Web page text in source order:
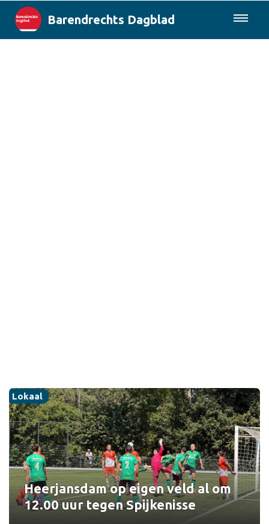
Barendrechts Dagblad
Heerjansdam op eigen veld al om
12.00 uur tegen Spijkenisse
Lokaal